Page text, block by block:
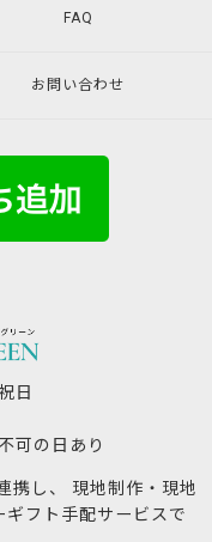
FAQ
お問い合わせ
日
可の日あり
携し、 現地制作・現地
フト手配サービスで